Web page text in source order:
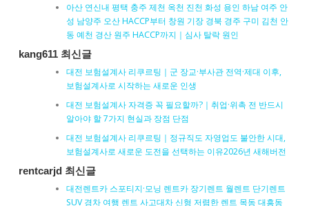
아산 연신내 평택 충주 제천 옥천 진천 화성 용인 하남 여주 안
성 남양주 오산 HACCP부터 창원 기장 경북 경주 구미 김천 안
동 예천 경산 원주 HACCP까지｜심사 탈락 원인
kang611 최신글
대전 보험설계사 리쿠르팅｜군 장교·부사관 전역·제대 이후,
보험설계사로 시작하는 새로운 인생
대전 보험설계사 자격증 꼭 필요할까?｜취업·위촉 전 반드시
알아야 할 7가지 현실과 장점 단점
대전 보험설계사 리쿠르팅｜정규직도 자영업도 불안한 시대,
보험설계사로 새로운 도전을 선택하는 이유2026년 새해버전
rentcarjd 최신글
대전렌트카 스포티지·모닝 렌트카 장기렌트 월렌트 단기렌트
SUV 경차 여행 렌트 사고대차 신형 저렴한 렌트 목동 대흥동